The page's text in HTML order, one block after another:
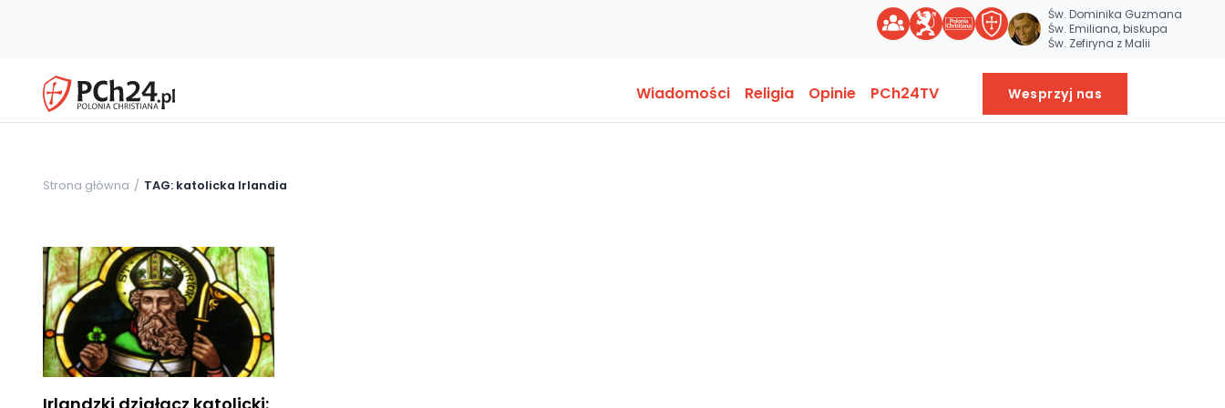
Św. Dominika Guzmana
Św. Emiliana, biskupa
Św. Zefiryna z Malii
Wiadomości Religia Opinie PCh24TV Wesprzyj nas
Strona główna TAG: katolicka Irlandia